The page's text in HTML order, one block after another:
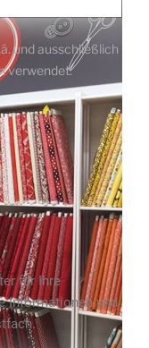
und ausschließlich
verwendet.
für Ihre
Informationen und